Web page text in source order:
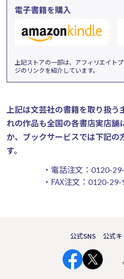
電子書籍を購入
上記ストアの一部は、アフィリエイト
ジのリンクを紹介しています。
上記は文芸社の書籍を取り扱う
れの作品も全国の各書店実店舗
か、ブックサービスでは下記の
す。
・電話注文： 0120-
・FAX注文： 0120-29-
公式SNS 公式